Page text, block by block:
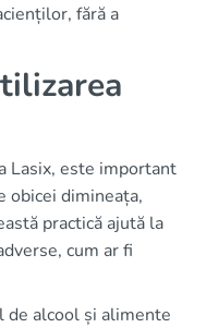
fără a
Lasix, este important
obicei dimineața,
practică ajută la
cum ar fi
de alcool și alimente